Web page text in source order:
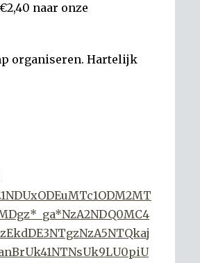
naar onze
organiseren. Hartelijk